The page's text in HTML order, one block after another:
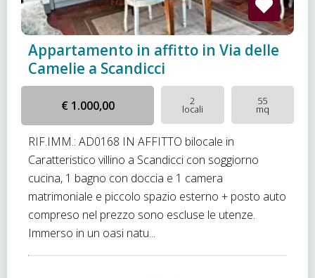
Appartamento in affitto in Via delle
Camelie a Scandicci
€ 1.000,00 2
locali
55
mq
RIF.IMM.: AD0168 IN AFFITTO bilocale in
Caratteristico villino a Scandicci con soggiorno
cucina, 1 bagno con doccia e 1 camera
matrimoniale e piccolo spazio esterno + posto auto
compreso nel prezzo sono escluse le utenze.
Immerso in un oasi natu...